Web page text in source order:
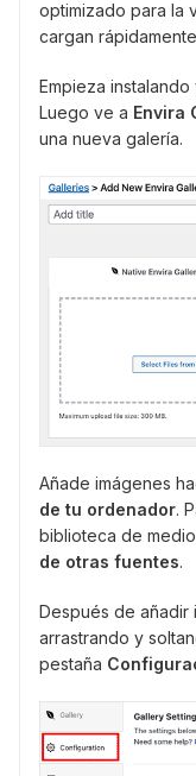
optimizado para la
cargan
Empieza
Luego ve a Envira
una nueva galería.
Añade imágenes
de tu ordenador.
biblioteca de
de otras fuentes.
Después de añadir
arrastrando y
pestaña